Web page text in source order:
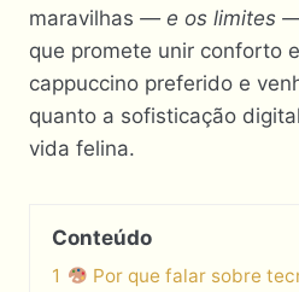
maravilhas — e os limites
que promete unir conforto
cappuccino preferido e
quanto a sofisticação
vida felina.
Conteúdo
1
Por que falar sobre